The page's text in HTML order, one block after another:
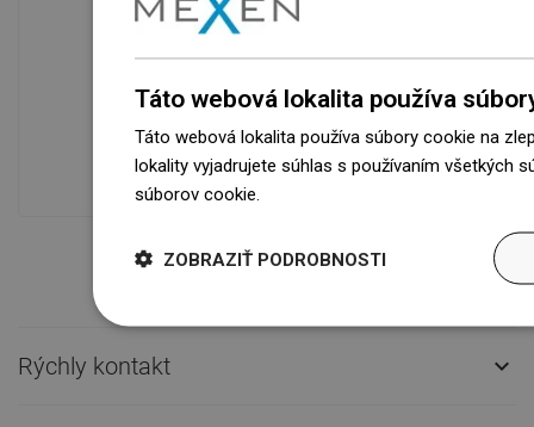
Naše výrobky na vás čakajú v
modernom sklade.Vždy pripravený na
prepravu!
Rýchly kontakt 
Táto webová lokalita používa
Táto webová lokalita používa súbory cookie na
lokality vyjadrujete súhlas s používaním všetkých
súborov cookie.
ZOBRAZIŤ PODROBNOSTI